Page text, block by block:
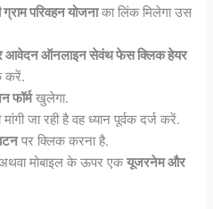
परिवहन योजनाका लिंक मिलेगा उस
आवेदन ऑनलाइन सेवंथ फेस क्लिक हेयर
करें.
फॉर्मखुलेगा.
जा रही है वह ध्यान पूर्वक दर्ज करें.
पर क्लिक करना है.
मोबाइल के ऊपर एकयूजरनेम और